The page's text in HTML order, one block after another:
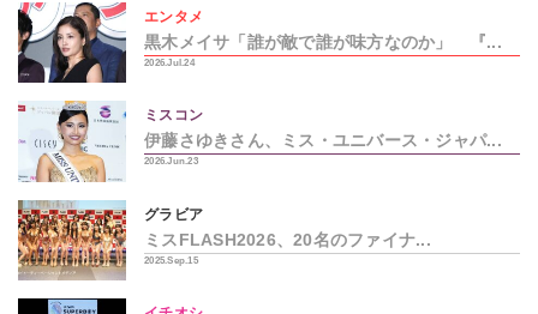
エンタメ
黒木メイサ「誰が敵で誰が味方なのか」 『...
2026.Jul.24
ミスコン
伊藤さゆきさん、ミス・ユニバース・ジャパ...
2026.Jun.23
グラビア
ミスFLASH2026、20名のファイナ...
2025.Sep.15